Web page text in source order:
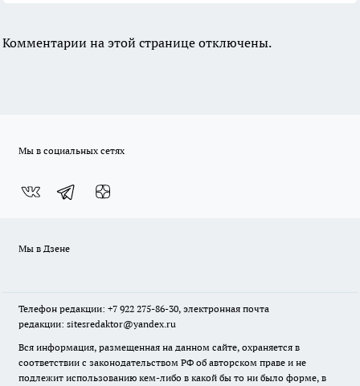
Комментарии на этой странице отключены.
Мы в социальных сетях
Мы в Дзене
Телефон редакции: +7 922 275-86-30, электронная почта
редакции: sitesredaktor@yandex.ru
Вся информация, размещенная на данном сайте, охраняется в
соответствии с законодательством РФ об авторском праве и не
подлежит использованию кем-либо в какой бы то ни было форме, в